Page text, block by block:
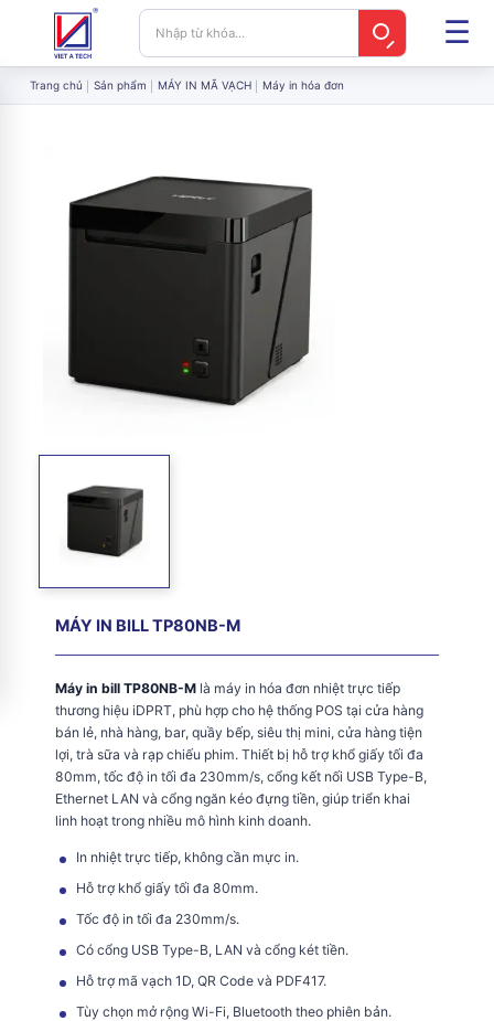
Trang chủ Sản phẩm MÁY IN MÃ VẠCH Máy in hóa đơn
MÁY IN BILL TP80NB-M
Máy in bill TP80NB-M là máy in hóa đơn nhiệt trực tiếp
thương hiệu iDPRT, phù hợp cho hệ thống POS tại cửa hàng
bán lẻ, nhà hàng, bar, quầy bếp, siêu thị mini, cửa hàng tiện
lợi, trà sữa và rạp chiếu phim. Thiết bị hỗ trợ khổ giấy tối đa
80mm, tốc độ in tối đa 230mm/s, cổng kết nối USB Type-B,
Ethernet LAN và cổng ngăn kéo đựng tiền, giúp triển khai
linh hoạt trong nhiều mô hình kinh doanh.
In nhiệt trực tiếp, không cần mực in.
Hỗ trợ khổ giấy tối đa 80mm.
Tốc độ in tối đa 230mm/s.
Có cổng USB Type-B, LAN và cổng két tiền.
Hỗ trợ mã vạch 1D, QR Code và PDF417.
Tùy chọn mở rộng Wi-Fi, Bluetooth theo phiên bản.